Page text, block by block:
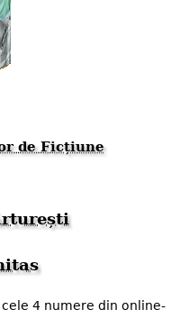
de Ficțiune
4 numere din online-